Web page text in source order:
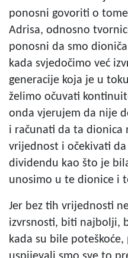
ponosni govoriti o
Adrisa, odnosno
ponosni da smo
kada svjedočimo već
generacije koja je u
želimo očuvati
onda vjerujem da nije
i računati da ta dionica
vrijednost i očekivati
dividendu kao što je
unosimo u te dionice i
Jer bez tih vrijednosti
izvrsnosti, biti najbolji,
kada su bile